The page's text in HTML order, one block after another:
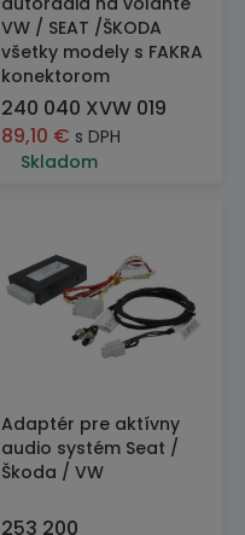
VW / SEAT /ŠKODA
všetky modely s FAKRA
konektorom
240 040 XVW 019
89,10 € s DPH
Skladom
Adaptér pre aktívny
audio systém Seat /
Škoda / VW
253 200